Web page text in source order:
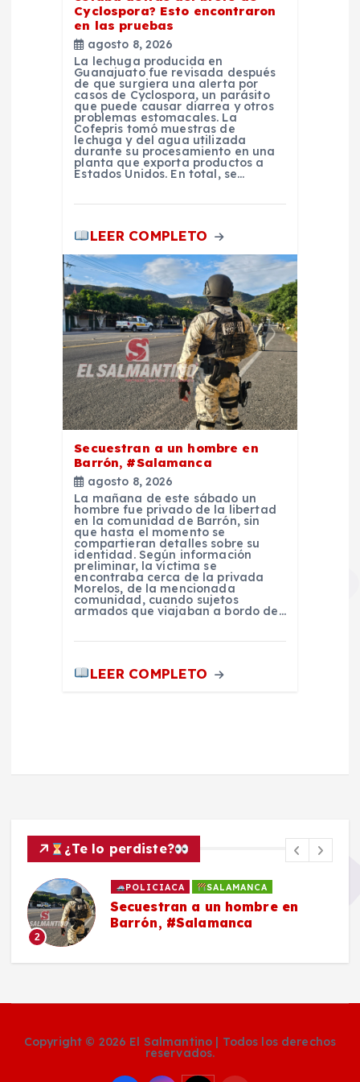
Cyclospora? Esto encontraron
en las pruebas
agosto 8, 2026
La lechuga producida en
Guanajuato fue revisada después
de que surgiera una alerta por
casos de Cyclospora, un parásito
que puede causar diarrea y otros
problemas estomacales. La
Cofepris tomó muestras de
lechuga y del agua utilizada
durante su procesamiento en una
planta que exporta productos a
Estados Unidos. En total, se…
LEER COMPLETO
Secuestran a un hombre en
Barrón, #Salamanca
agosto 8, 2026
La mañana de este sábado un
hombre fue privado de la libertad
en la comunidad de Barrón, sin
que hasta el momento se
compartieran detalles sobre su
identidad. Según información
preliminar, la víctima se
encontraba cerca de la privada
Morelos, de la mencionada
comunidad, cuando sujetos
armados que viajaban a bordo de…
LEER COMPLETO
¿Te lo perdiste?
2
POLICIACA SALAMANCA
Secuestran a un hombre en
Barrón, #Salamanca
Copyright © 2026 El Salmantino | Todos los derechos
reservados.